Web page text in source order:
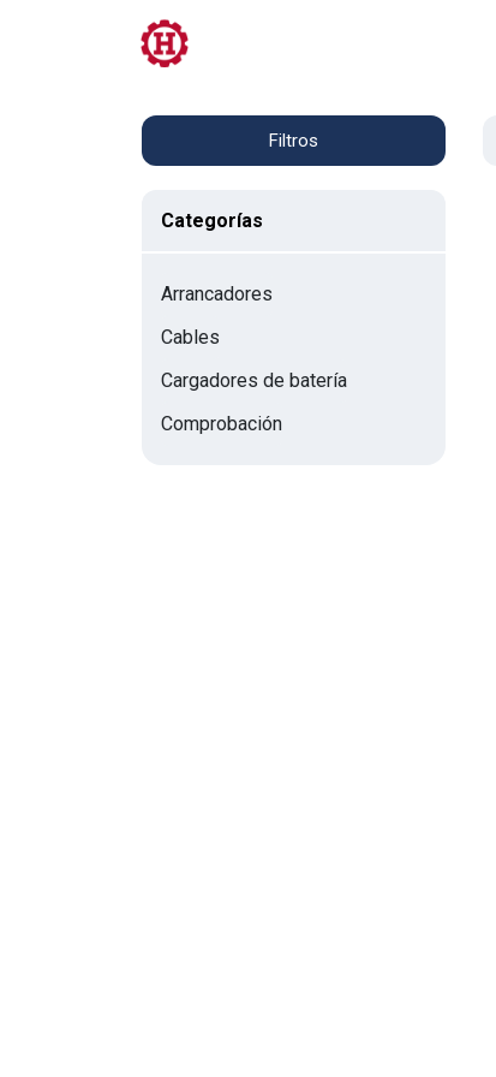
Filtros
Categorías
Arrancadores
Cables
Cargadores de batería
Comprobación